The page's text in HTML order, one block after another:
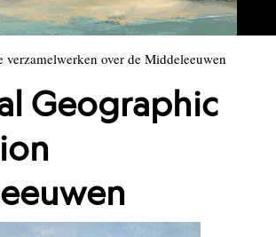
verzamelwerken over de Middeleeuwen
Geographic